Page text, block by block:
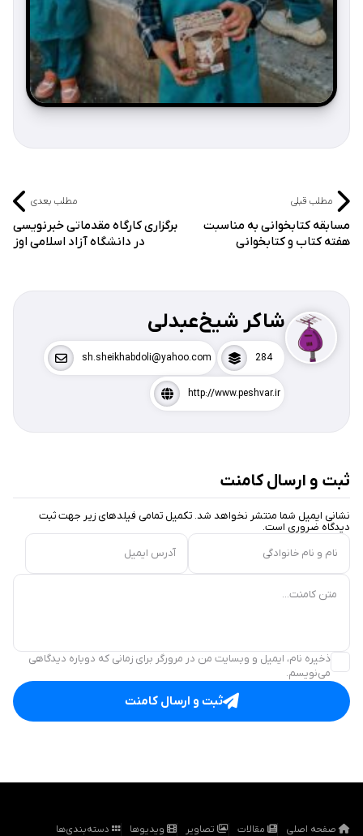
مطلب قبلی
مسابقه کتابخوانی به مناسبت
هفته کتاب و کتابخوانی
مطلب بعدی
برگزاری کارگاه مقدماتی خبرنویسی
در دانشگاه آزاد اسلامی اوز
شاکر شیخ‌عبدلی
284
sh.sheikhabdoli@yahoo.com
http://www.peshvar.ir
ثبت و ارسال کامنت
نشانی ایمیل شما منتشر نخواهد شد. تکمیل تمامی فیلد‌های زیر جهت ثبت
دیدگاه ضروری است.
نام و نام خانوادگی
آدرس ایمیل
متن کامنت...
ذخیره نام، ایمیل و وبسایت من در مرورگر برای زمانی که دوباره دیدگاهی
می‌نویسم.
ثبت و ارسال کامنت
صفحه اصلی مقالات تصاویر ویدیوها دسته‌بندی‌ها